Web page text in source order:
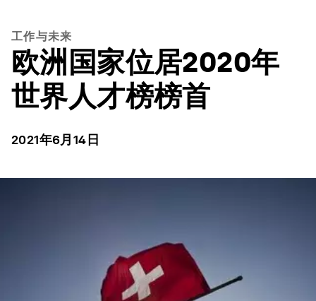
工作与未来
欧洲国家位居2020年
世界人才榜榜首
2021年6月14日